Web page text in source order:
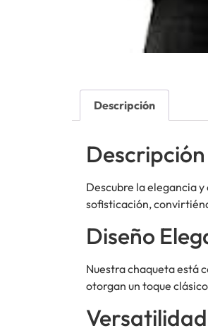
Descripción
Descripción
Descubre la elegancia
sofisticación,
Diseño
Nuestra chaqueta está
otorgan un toque